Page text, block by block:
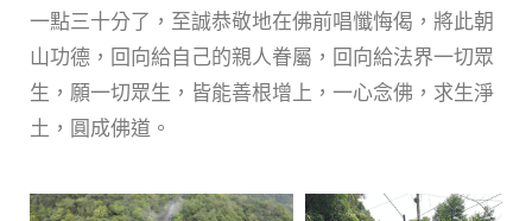
一點三十分了，至誠恭敬地在佛前唱懺悔偈，將此朝
山功德，回向給自己的親人眷屬，回向給法界一切眾
生，願一切眾生，皆能善根增上，一心念佛，求生淨
土，圓成佛道。